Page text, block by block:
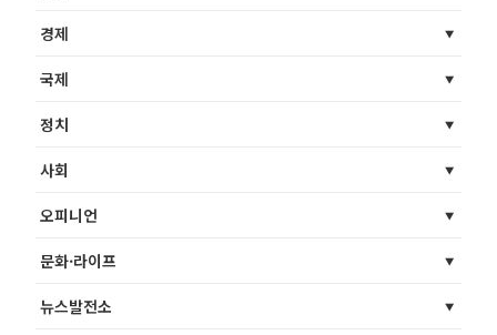
경제
국제
정치
사회
오피니언
문화·라이프
뉴스발전소